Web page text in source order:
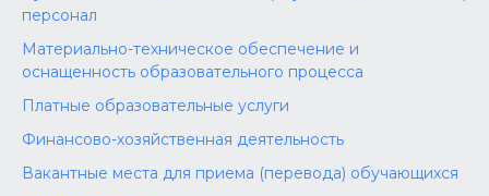
персонал
Материально-техническое обеспечение и
оснащенность образовательного процесса
Платные образовательные услуги
Финансово-хозяйственная деятельность
Вакантные места для приема (перевода) обучающихся